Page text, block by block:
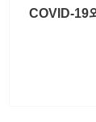
COVID-19